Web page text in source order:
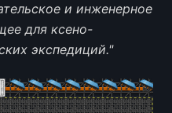
и инженерное
для ксено-
экспедиций."